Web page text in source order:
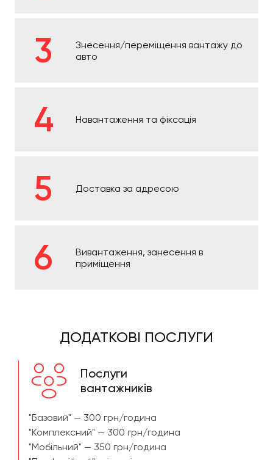
Знесення/переміщення вантажу до
авто
Навантаження та фіксація
Доставка за адресою
Вивантаження, занесення в
приміщення
ДОДАТКОВІ ПОСЛУГИ
Послуги
вантажників
"Базовий" — 300 грн/година
"Комплексний" — 300 грн/година
"Мобільний" — 350 грн/година